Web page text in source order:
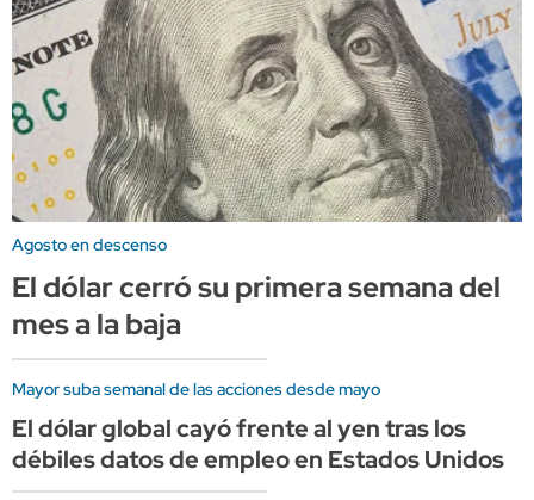
Agosto en descenso
El dólar cerró su primera semana del
mes a la baja
Mayor suba semanal de las acciones desde mayo
El dólar global cayó frente al yen tras los
débiles datos de empleo en Estados Unidos